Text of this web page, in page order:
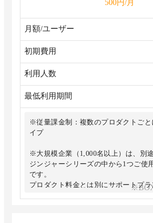
500円/月
月額/ユーザー
初期費用
利用人数
最低利用期間
※従量課金制：複数のプロダクトごと
イプ
※大規模企業（1,000名以上）は、別
ジンジャーシリーズの中から1つご使
です。
プロダクト料金とは別にサポートプ